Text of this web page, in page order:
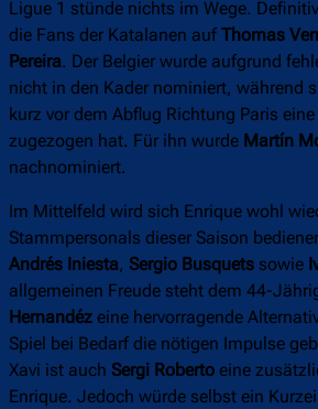
Ligue 1 stünde nichts im Wege.
die Fans der Katalanen auf Thomas
Pereira. Der Belgier wurde aufgrund
nicht in den Kader nominiert, während
kurz vor dem Abflug Richtung Paris
zugezogen hat. Für ihn wurde Martín
nachnominiert.
Im Mittelfeld wird sich Enrique wohl
Stammpersonals dieser Saison
Andrés Iniesta, Sergio Busquets sowie
allgemeinen Freude steht dem 44-
Hernandéz eine hervorragende
Spiel bei Bedarf die nötigen Impulse
Xavi ist auch Sergi Roberto eine
Enrique. Jedoch würde selbst ein